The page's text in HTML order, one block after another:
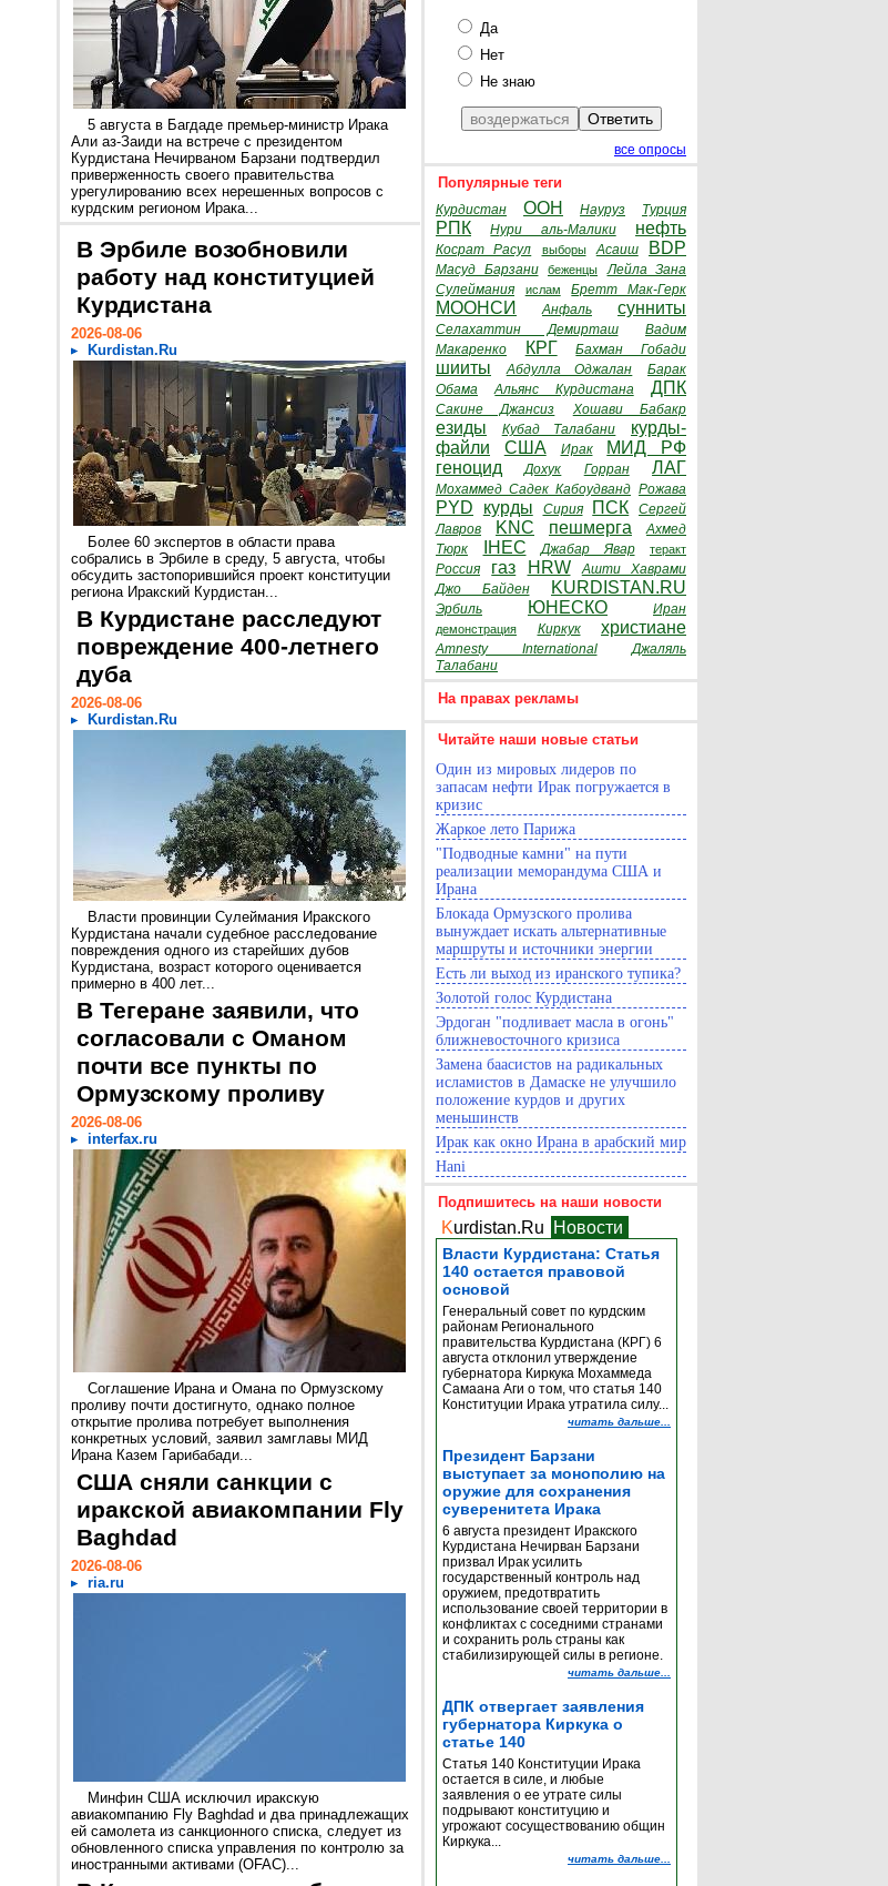
5 августа в Багдаде премьер-министр Ирака
Али аз-Заиди на встрече с президентом
Курдистана Нечирваном Барзани подтвердил
приверженность своего правительства
урегулированию всех нерешенных вопросов с
курдским регионом Ирака...
В Эрбиле возобновили
работу над конституцией
Курдистана
2026-08-06
Kurdistan.Ru
Более 60 экспертов в области права
собрались в Эрбиле в среду, 5 августа, чтобы
обсудить застопорившийся проект конституции
региона Иракский Курдистан...
В Курдистане расследуют
повреждение 400-летнего
дуба
2026-08-06
Kurdistan.Ru
Власти провинции Сулеймания Иракского
Курдистана начали судебное расследование
повреждения одного из старейших дубов
Курдистана, возраст которого оценивается
примерно в 400 лет...
В Тегеране заявили, что
согласовали с Оманом
почти все пункты по
Ормузскому проливу
2026-08-06
interfax.ru
Соглашение Ирана и Омана по Ормузскому
проливу почти достигнуто, однако полное
открытие пролива потребует выполнения
конкретных условий, заявил замглавы МИД
Ирана Казем Гарибабади...
США сняли санкции с
иракской авиакомпании Fly
Baghdad
2026-08-06
ria.ru
Минфин США исключил иракскую
авиакомпанию Fly Baghdad и два принадлежащих
ей самолета из санкционного списка, следует из
обновленного списка управления по контролю за
иностранными активами (OFAC)...
Да
Нет
Не знаю
все опросы
Популярные теги
Курдистан ООН Науруз Турция
РПК Нури аль-Малики нефть
Косрат Расул выборы Асаиш BDP
Масуд Барзани беженцы
Лейла Зана
Сулеймания
ислам Бретт Мак-Герк
МООНСИ Анфаль сунниты
Селахаттин Демирташ
Вадим
Макаренко
КРГ Бахман Гобади
шииты Абдулла Оджалан
Барак
Обама
Альянс Курдистана ДПК
Сакине Джансиз Хошави Бабакр
езиды Кубад Талабани
курды-
файли
США Ирак
МИД РФ
геноцид
Дохук Горран ЛАГ
Мохаммед Садек Кабоудванд Рожава
PYD курды Сирия ПСК
Сергей
Лавров
KNC пешмерга
Ахмед
Тюрк
IHEC Джабар Явар теракт
Россия газ HRW
Ашти Хаврами
Джо Байден
KURDISTAN.RU
Эрбиль ЮНЕСКО Иран
демонстрация Киркук христиане
Amnesty International
Джаляль
Талабани
На правах рекламы
Читайте наши новые статьи
Один из мировых лидеров по
запасам нефти Ирак погружается в
кризис
Жаркое лето Парижа
"Подводные камни" на пути
реализации меморандума США и
Ирана
Блокада Ормузского пролива
вынуждает искать альтернативные
маршруты и источники энергии
Есть ли выход из иранского тупика?
Золотой голос Курдистана
Эрдоган "подливает масла в огонь"
ближневосточного кризиса
Замена баасистов на радикальных
исламистов в Дамаске не улучшило
положение курдов и других
меньшинств
Ирак как окно Ирана в арабский мир
Hani
Подпишитесь на наши новости
Kurdistan.Ru Новости
Власти Курдистана: Статья
140 остается правовой
основой
Генеральный совет по курдским
районам Регионального
правительства Курдистана (КРГ) 6
августа отклонил утверждение
губернатора Киркука Мохаммеда
Самаана Аги о том, что статья 140
Конституции Ирака утратила силу...
читать дальше...
Президент Барзани
выступает за монополию на
оружие для сохранения
суверенитета Ирака
6 августа президент Иракского
Курдистана Нечирван Барзани
призвал Ирак усилить
государственный контроль над
оружием, предотвратить
использование своей территории в
конфликтах с соседними странами
и сохранить роль страны как
стабилизирующей силы в регионе.
читать дальше...
ДПК отвергает заявления
губернатора Киркука о
статье 140
Статья 140 Конституции Ирака
остается в силе, и любые
заявления о ее утрате силы
подрывают конституцию и
угрожают сосуществованию общин
Киркука...
читать дальше...